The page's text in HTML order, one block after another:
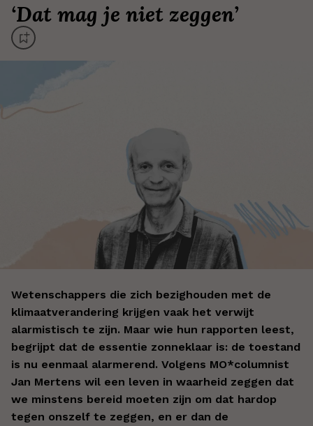
‘Dat mag je niet zeggen’
Wetenschappers die zich bezighouden met de
klimaatverandering krijgen vaak het verwijt
alarmistisch te zijn. Maar wie hun rapporten leest,
begrijpt dat de essentie zonneklaar is: de toestand
is nu eenmaal alarmerend. Volgens MO*columnist
Jan Mertens wil een leven in waarheid zeggen dat
we minstens bereid moeten zijn om dat hardop
tegen onszelf te zeggen, en er dan de